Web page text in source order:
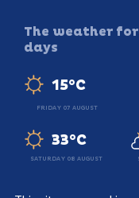
The weather
days
15°C
FRIDAY 07 AUGUST
33°C
SATURDAY 08 AUGUST